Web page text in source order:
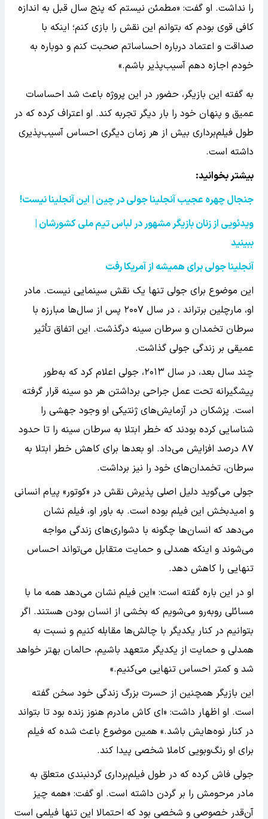
را نداشت. او گفت: «مطمئن نیستم که پنج سال قبل به اندازه
کافی قوی بودم که بتوانم این نقش را بازی کنم؛ اینکه با
صداقت و اعتماد درباره احساساتم صحبت کنم و دوباره به
خودم اجازه دهم آسیب‌پذیر باشم.»
به گفته این بازیگر، حضور در این پروژه باعث شد احساسات
عمیق و پنهان خود را بار دیگر تجربه کند. او اعتراف کرده که در
طول فیلم‌برداری بیش از هر زمان دیگری احساس آسیب‌پذیری
داشته است.
بیشتر بخوانید:
جنجال چهره عجیب آنجلینا جولی در چین | این آنجلینا نیست!
ویدئویی از زنان بازیگر مشهور در لباس تیم ملی کشورشان |
ببینید
آنجلینا جولی برای همیشه از آمریکا رفت
این موضوع برای جولی تنها یک نقش سینمایی نیست. مادر
او، مارچلین برتراند ، در سال ۲۰۰۷ پس از سال‌ها مبارزه با
سرطان تخمدان و سرطان سینه درگذشت. این اتفاق تأثیر
عمیقی بر زندگی جولی گذاشت.
چند سال بعد، در سال ۲۰۱۳، جولی اعلام کرد که به‌طور
پیشگیرانه تحت عمل جراحی برداشتن هر دو سینه قرار گرفته
است. پزشکان در آزمایش‌های ژنتیکی او وجود جهشی را
شناسایی کرده بودند که خطر ابتلا به سرطان سینه را تا حدود
۸۷ درصد افزایش می‌داد. او بعدها برای کاهش خطر ابتلا به
سرطان، تخمدان‌های خود را نیز برداشت.
جولی می‌گوید دلیل اصلی پذیرش نقش در «کوتور» پیام انسانی
و امیدبخش این فیلم بوده است. به باور او، فیلم نشان
می‌دهد که انسان‌ها چگونه با دشواری‌های زندگی مواجه
می‌شوند و اینکه همدلی و حمایت متقابل می‌تواند احساس
تنهایی را کاهش دهد.
او در این باره گفته است: «این فیلم نشان می‌دهد همه ما با
مسائلی روبه‌رو می‌شویم که بخشی از انسان بودن هستند. اگر
بتوانیم در کنار یکدیگر با چالش‌ها مقابله کنیم و نسبت به
همدلی و حمایت از یکدیگر متعهد باشیم، حالمان بهتر خواهد
شد و کمتر احساس تنهایی می‌کنیم.»
این بازیگر همچنین از حسرت بزرگ زندگی خود سخن گفته
است. او اظهار داشت: «ای کاش مادرم هنوز زنده بود تا بتواند
در کنار نوه‌هایش باشد.» همین موضوع باعث شده که فیلم
برای او رنگ‌وبویی کاملا شخصی پیدا کند.
جولی فاش کرده که در طول فیلم‌برداری گردنبندی متعلق به
مادر مرحومش را بر گردن داشته است. او گفت: «همه چیز
آن‌قدر خصوصی و شخصی بود که احتمالا این تنها فیلمی است